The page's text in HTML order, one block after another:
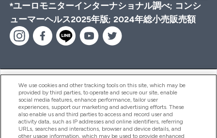
*ユーロモニターインターナショナル調べ; コンシ
ューマーヘルス2025年版; 2024年総小売販売額
ヘルプ＆ガイド
商品について
We use cookies and other tracking tools on this site, which may be
provided by third parties, to operate and secure our site, enable
social media features, enhance performance, tailor user
experiences, support our marketing and advertising efforts. These
also enable us and third parties to access and record user and
activity data, such as IP addresses and online identifiers, referring
URLs, searches and interactions, browser and device details, and
other usage information, which may be used to provide enhanced